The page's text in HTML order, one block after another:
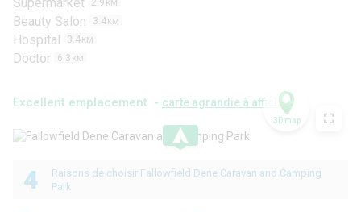
Supermarket 2.9 KM
Beauty Salon 3.4 KM
Hospital 3.4 KM
Doctor 6.3 KM
Excellent emplacement - carte agrandie à afficher
.
3D map
4
Raisons de choisir Fallowfield Dene Caravan and Camping
Park